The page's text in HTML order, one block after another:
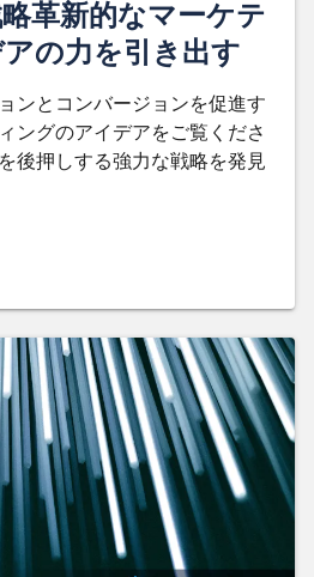
革新的なマーケテ
の力を引き出す
ンとコンバージョンを促進す
ングのアイデアをご覧くださ
後押しする強力な戦略を発見